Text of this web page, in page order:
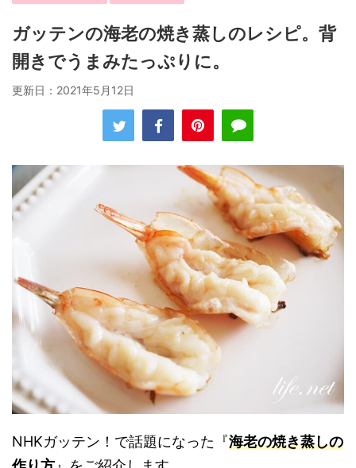
ガッテンの海老の焼き蒸しのレシピ。背
開きでうまみたっぷりに。
更新日： 2021年5月12日
NHKガッテン！で話題になった『海老の焼き蒸しの